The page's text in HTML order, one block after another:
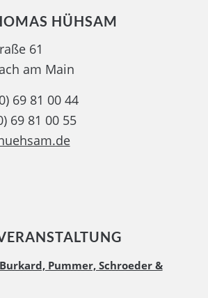
HÜHSAM
61
am Main
69 81 00 44
69 81 00 55
Pummer, Schroeder &